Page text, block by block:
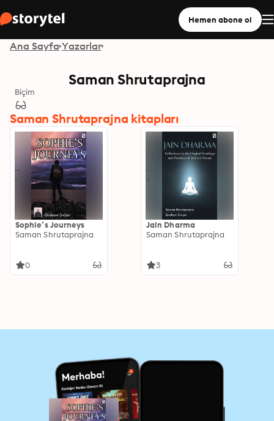
Hemen abone ol
Ana Sayfa Yazarlar
Saman Shrutaprajna
Biçim
Saman Shrutaprajna kitapları
Sophie’s Journeys
Saman Shrutaprajna
0
Jain Dharma
Saman Shrutaprajna
3